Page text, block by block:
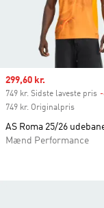
Sale price
299,60 kr.
749 kr. Sidste laveste pris
749 kr. Originalpris
AS Roma 25/26
Mænd Performance